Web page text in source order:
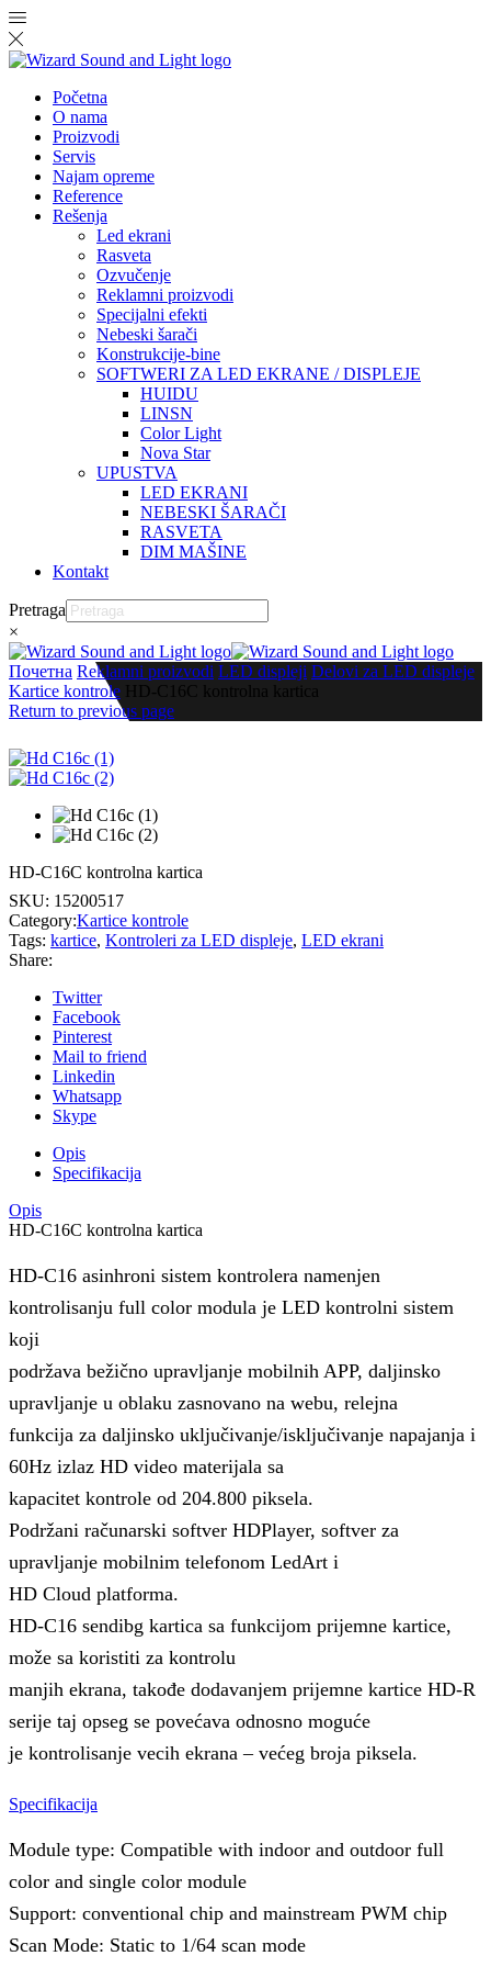
Početna
O nama
Proizvodi
Servis
Najam opreme
Reference
Rešenja
Led ekrani
Rasveta
Ozvučenje
Reklamni proizvodi
Specijalni efekti
Nebeski šarači
Konstrukcije-bine
SOFTWERI ZA LED EKRANE / DISPLEJE
HUIDU
LINSN
Color Light
Nova Star
UPUSTVA
LED EKRANI
NEBESKI ŠARAČI
RASVETA
DIM MAŠINE
Kontakt
Pretraga
×
Почетна Reklamni proizvodi LED displeji Delovi za LED displeje
Kartice kontrole HD-C16C kontrolna kartica
Return to previous page
HD-C16C kontrolna kartica
SKU: 15200517
Category:Kartice kontrole
Tags: kartice, Kontroleri za LED displeje, LED ekrani
Share:
Twitter
Facebook
Pinterest
Mail to friend
Linkedin
Whatsapp
Skype
Opis
Specifikacija
Opis
HD-C16C kontrolna kartica
HD-C16 asinhroni sistem kontrolera namenjen
kontrolisanju full color modula je LED kontrolni sistem
koji
podržava bežično upravljanje mobilnih APP, daljinsko
upravljanje u oblaku zasnovano na webu, relejna
funkcija za daljinsko uključivanje/isključivanje napajanja i
60Hz izlaz HD video materijala sa
kapacitet kontrole od 204.800 piksela.
Podržani računarski softver HDPlayer, softver za
upravljanje mobilnim telefonom LedArt i
HD Cloud platforma.
HD-C16 sendibg kartica sa funkcijom prijemne kartice,
može sa koristiti za kontrolu
manjih ekrana, takođe dodavanjem prijemne kartice HD-R
serije taj opseg se povećava odnosno moguće
je kontrolisanje vecih ekrana – većeg broja piksela.
Specifikacija
Module type: Compatible with indoor and outdoor full
color and single color module
Support: conventional chip and mainstream PWM chip
Scan Mode: Static to 1/64 scan mode